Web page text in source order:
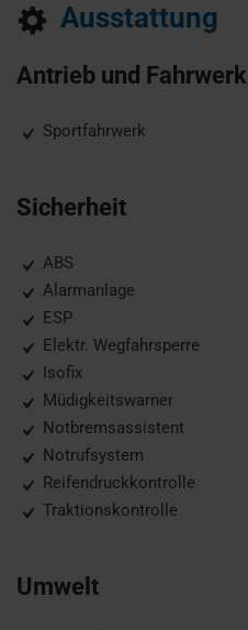
Ausstattung
Antrieb und Fahrwerk
Sportfahrwerk
Sicherheit
ABS
Alarmanlage
ESP
Elektr. Wegfahrsperre
Isofix
Müdigkeitswarner
Notbremsassistent
Notrufsystem
Reifendruckkontrolle
Traktionskontrolle
Umwelt